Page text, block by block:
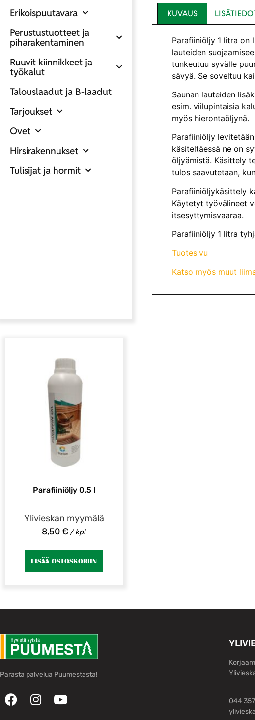
Erikoispuutavara
Perustustuotteet ja
piharakentaminen
Ruuvit kiinnikkeet ja
työkalut
Talouslaadut ja B-laadut
Tarjoukset
Ovet
Hirsirakennukset
Tulisijat ja hormit
KUVAUS
Parafiiniöljy 1 litra on
lauteiden
tunkeutuu syvälle
sävyä. Se soveltuu
Saunan lauteiden
esim. viilupintaisia
myös hierontaöljynä.
Parafiiniöljy
käsiteltäessä ne on
öljyämistä. Käsittely
tulos saavutetaan,
Parafiiniöljykäsittely
Käytetyt työvälineet
itsesyttymisvaaraa.
Parafiiniöljy 1 litra
Tuotesivu
Katso myös muut
Parafiiniöljy 0.5 l
Ylivieskan myymälä
8,50€ / kpl
LISÄÄ OSTOSKORIIN
Parasta palvelua Puumestasta!
044